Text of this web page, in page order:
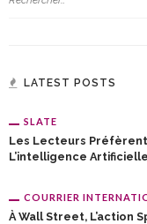
LATEST POSTS
SLATE
Les Lecteurs
L’intelligence Artificielle
COURRIER
À Wall Street, L’action